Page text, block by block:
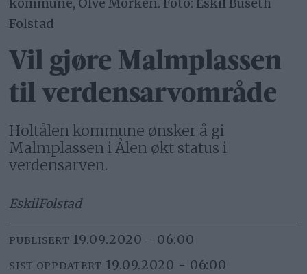
Folstad
Vil gjøre Malmplassen
til verdensarvområde
Holtålen kommune ønsker å gi
Malmplassen i Ålen økt status i
verdensarven.
EskilFolstad
PUBLISERT 19.09.2020 - 06:00
SIST OPPDATERT 19.09.2020 - 06:00